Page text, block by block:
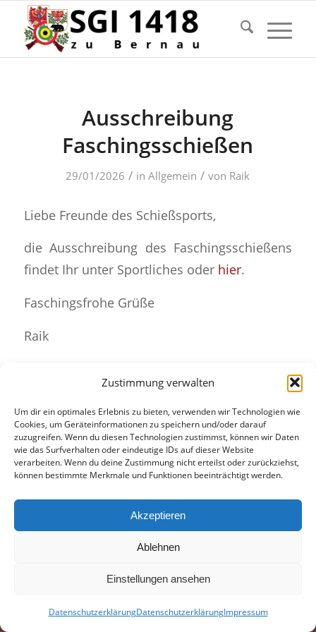
Zustimmung verwalten
Um dir ein optimales Erlebnis zu bieten, verwenden wir Technologien wie
Cookies, um Geräteinformationen zu speichern und/oder darauf
zuzugreifen. Wenn du diesen Technologien zustimmst, können wir Daten
wie das Surfverhalten oder eindeutige IDs auf dieser Website
verarbeiten. Wenn du deine Zustimmung nicht erteilst oder zurückziehst,
können bestimmte Merkmale und Funktionen beeinträchtigt werden.
Akzeptieren
Ablehnen
Einstellungen ansehen
DatenschutzerklärungDatenschutzerklärungImpressum
Ausschreibung
Faschingsschießen
29/01/2026 / inAllgemein / von Raik
Liebe Freunde des Schießsports,
die Ausschreibung des Faschingsschießens
findet Ihr unter Sportliches oder hier.
Faschingsfrohe Grüße
Raik
© 1990-2025 SGI 1418 zu Bernau